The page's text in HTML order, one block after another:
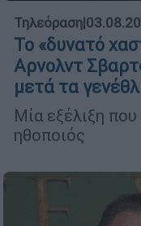
Τηλεόραση|
Το «δυνατό
Αρνολντ
μετά τα
Μία εξέλιξη
ηθοποιός